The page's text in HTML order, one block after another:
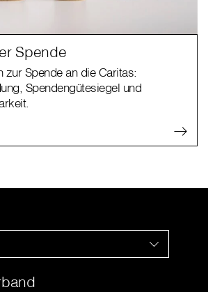
Spende
zur Spende an die Caritas:
Spendengütesiegel und